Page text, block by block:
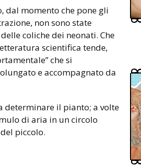
dal momento che pone gli
non sono state
coliche dei neonati. Che
scientifica tende,
che si
e accompagnato da
determinare il pianto; a volte
di aria in un circolo
piccolo.